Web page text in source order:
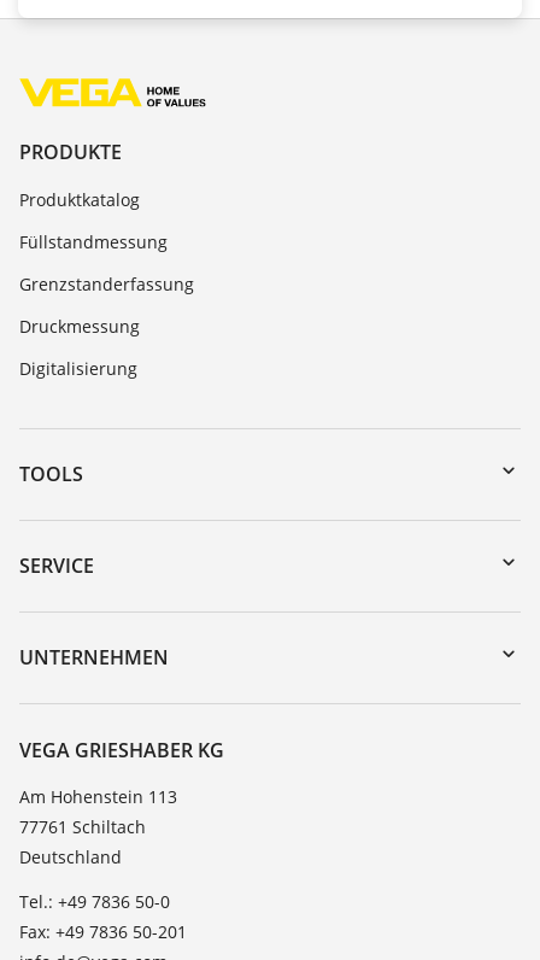
PRODUKTE
Produktkatalog
Füllstandmessung
Grenzstanderfassung
Druckmessung
Digitalisierung
TOOLS
Download-Center
Gerätesuche (Seriennummer)
DTM Collection/PACTware
SERVICE
Geräterücksendung
Trainings
Beständigkeitsliste
TeamViewer
UNTERNEHMEN
Karriere
Über VEGA
Kontakt
News
Presse
Blog
VEGA GRIESHABER KG
Am Hohenstein 113
77761 Schiltach
Deutschland
Tel.: +49 7836 50-0
Fax: +49 7836 50-201